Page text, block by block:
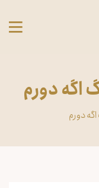
اگه دورم
دورم